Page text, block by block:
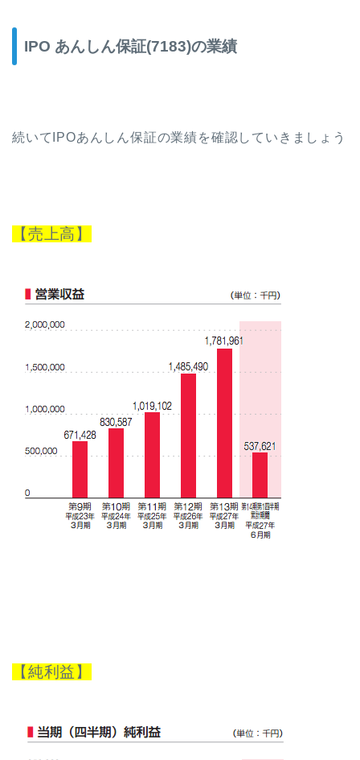
IPO あんしん保証(7183)の業績
続いてIPOあんしん保証の業績を確認していきましょう
【売上高】
【純利益】